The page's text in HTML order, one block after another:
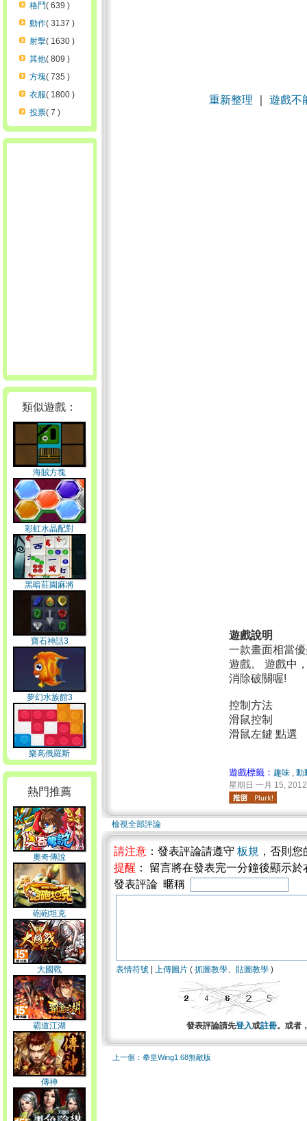
格鬥( 639 )
動作( 3137 )
射擊( 1630 )
其他( 809 )
方塊( 735 )
衣服( 1800 )
投票( 7 )
類似遊戲：
海賊方塊
彩虹水晶配對
黑暗莊園麻將
寶石神話3
夢幻水族館3
樂高俄羅斯
熱門推薦
奧奇傳說
砲砲坦克
大國戰
霸道江湖
傳神
重新整理 遊戲不
遊戲說明
一款畫面相當
遊戲。 遊戲中
消除破關喔!
控制方法
滑鼠控制
滑鼠左鍵 點選
遊戲標籤： 趣味 , 動
星期日 一月 15,
檢視全部評論
請注意 ：發表評論請遵守 板規 ，否則
提醒 ： 留言將在發表完一分鐘後顯示
發表評論 暱稱
表情符號 上傳圖片 ( 抓圖教學、 貼圖教學 )
發表評論請先登入或註冊。或者
上一個：拳皇Wing1.68無敵版